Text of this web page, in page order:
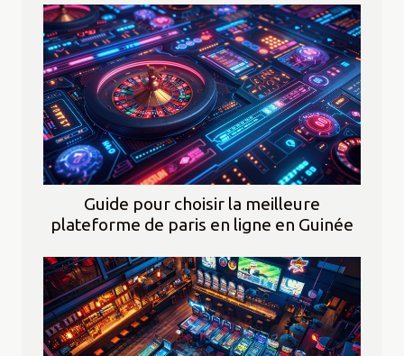
Guide pour choisir la meilleure
plateforme de paris en ligne en Guinée